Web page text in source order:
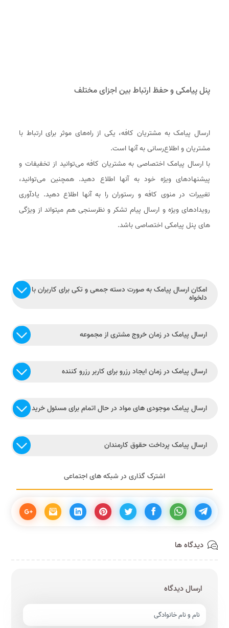
پنل پیامکی و حفظ ارتباط بین اجزای مختلف
ارسال پیامک به مشتریان کافه، یکی از راه‌های موثر برای ارتباط با
مشتریان و اطلاع‌رسانی به آنها است.
با ارسال پیامک اختصاصی به مشتریان کافه می‌توانید از تخفیفات و
پیشنهادهای ویژه خود به آنها اطلاع دهید. همچنین می‌توانید،
تغییرات در منوی کافه و رستوران را به آنها اطلاع دهید. یادآوری
رویدادهای ویژه و ارسال پیام تشکر و نظرسنجی هم میتواند از ویژگی
های پنل پیامکی اختصاصی باشد.
امکان ارسال پیامک به صورت دسته جمعی و تکی برای کاربران با متن
دلخواه
ارسال پیامک در زمان خروج مشتری از مجموعه
ارسال پیامک در زمان ایجاد رزرو برای کاربر رزرو کننده
ارسال پیامک موجودی های مواد در حال اتمام برای مسئول خرید
ارسال پیامک پرداخت حقوق کارمندان
اشترک گذاری در شبکه های اجتماعی
دیدگاه ها
ارسال دیدگاه